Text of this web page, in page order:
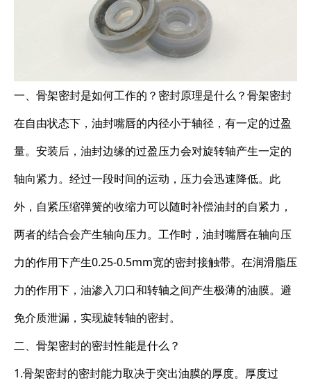
一、骨架密封是如何工作的？密封原理是什么？骨架密封
在自由状态下，油封嘴唇的内径小于轴径，有一定的过盈
量。安装后，油封边缘的过盈压力会对旋转轴产生一定的
轴向紧力。经过一段时间的运动，压力会迅速降低。此
外，自紧压缩弹簧的收缩力可以随时补偿油封的自紧力，
两者的结合会产生轴向压力。工作时，油封嘴唇在轴向压
力的作用下产生0.25-0.5mm宽的密封接触带。在润滑脂压
力的作用下，油渗入刀口和转轴之间产生极薄的油膜。避
免介质泄漏，实现旋转轴的密封。
二、骨架密封的密封性能是什么？
1.骨架密封的密封能力取决于突出油膜的厚度。厚度过